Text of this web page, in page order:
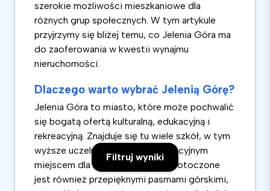
Filtruj wyniki
szerokie możliwości mieszkaniowe dla
różnych grup społecznych. W tym artykule
przyjrzymy się bliżej temu, co Jelenia Góra ma
do zaoferowania w kwestii wynajmu
nieruchomości.
Dlaczego warto wybrać Jelenią Górę?
Jelenia Góra to miasto, które może pochwalić
się bogatą ofertą kulturalną, edukacyjną i
rekreacyjną. Znajduje się tu wiele szkół, w tym
wyższe uczelnie, co czyni je atrakcyjnym
miejscem dla studentów. Miasto otoczone
jest również przepięknymi pasmami górskimi,